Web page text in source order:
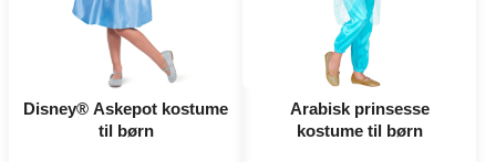
Disney® Askepot kostume
til børn
Arabisk prinsesse
kostume til børn